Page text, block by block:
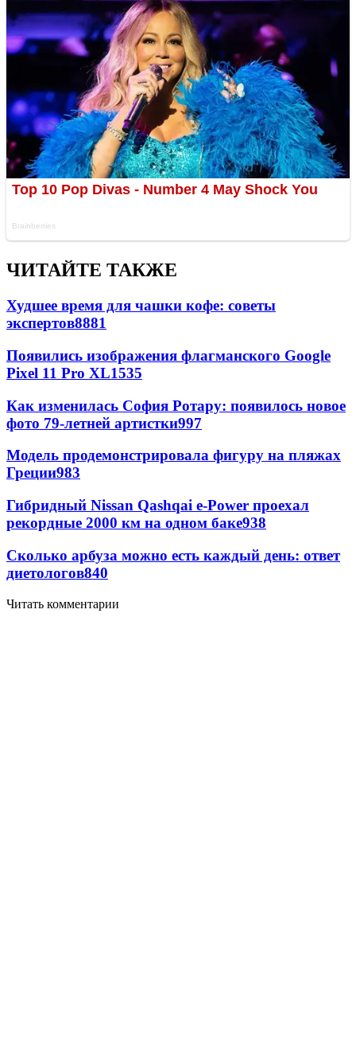
ЧИТАЙТЕ ТАКЖЕ
Худшее время для чашки кофе: советы
экспертов8881
Появились изображения флагманского Google
Pixel 11 Pro XL1535
Как изменилась София Ротару: появилось новое
фото 79-летней артистки997
Модель продемонстрировала фигуру на пляжах
Греции983
Гибридный Nissan Qashqai e-Power проехал
рекордные 2000 км на одном баке938
Сколько арбуза можно есть каждый день: ответ
диетологов840
Читать комментарии